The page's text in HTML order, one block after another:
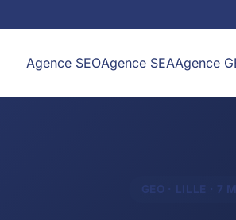
Agence SEOAgence SEAAgence
GEO · LILLE · 7